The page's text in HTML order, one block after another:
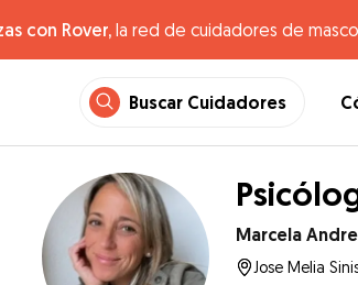
con Rover, la red de cuidadores de
Buscar Cuidadores
Marcela
Jose Melia